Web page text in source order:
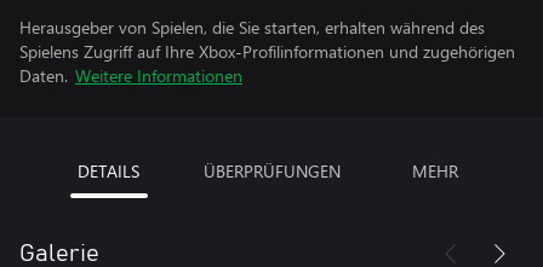
Herausgeber von Spielen, die Sie starten, erhalten während des
Spielens Zugriff auf Ihre Xbox-Profilinformationen und zugehörigen
Daten. Weitere Informationen
DETAILS ÜBERPRÜFUNGEN MEHR
Galerie